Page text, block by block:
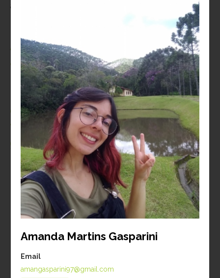
Amanda Martins Gasparini
Email
amangasparini97@gmail.com
associados do Brasil e do exterior.
Atualmente,
aproximadamente70%da
nossa equipe é composta por
mulheres (considerando
estagiários, alunos de
treinamento técnico, pós
graduandos e post-docs).
Nossa Equipe
ATUAL EX-ALUNOS ALUNOS INTERNACIONAIS